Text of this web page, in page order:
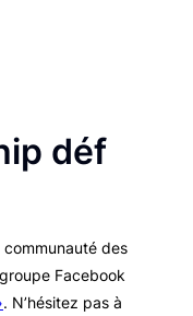
déf
des
Facebook
. N’hésitez pas à